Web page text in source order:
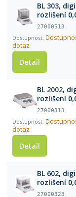
BL 303,
rozlišení
27000513
dotaz
Detail
BL 2002,
rozlišení
27000313
dotaz
Detail
BL 602,
rozlišení
27000323